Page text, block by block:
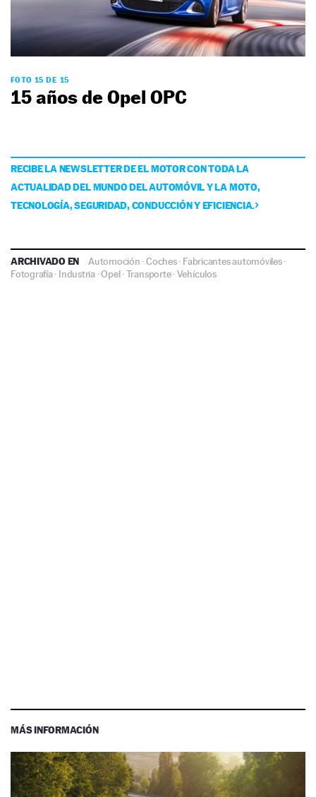
FOTO 15 DE 15
15 años de Opel OPC
RECIBE LA NEWSLETTER DE EL MOTOR CON TODA LA
ACTUALIDAD DEL MUNDO DEL AUTOMÓVIL Y LA MOTO,
TECNOLOGÍA, SEGURIDAD, CONDUCCIÓN Y EFICIENCIA.
ARCHIVADO EN Automoción ·Coches· Fabricantes automóviles·
Fotografía· Industria·Opel·Transporte·Vehículos
MÁS INFORMACIÓN